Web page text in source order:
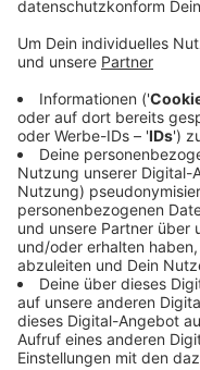
Montagmorgen in
Viersen und
zum Krefelder
Auswirkungen
aktuell noch nicht
Viersen. Es sei aber
auszugehen -
Beginn des
Kreis Viersen.
erwartet.
Anzeige